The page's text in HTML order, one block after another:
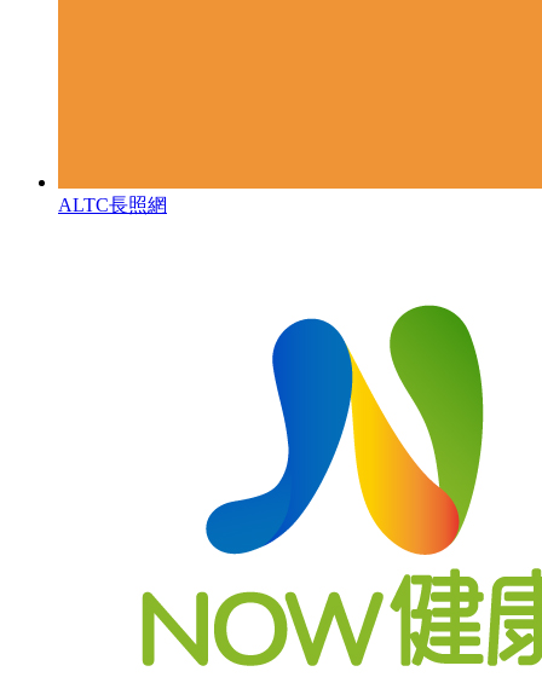
ALTC長照網